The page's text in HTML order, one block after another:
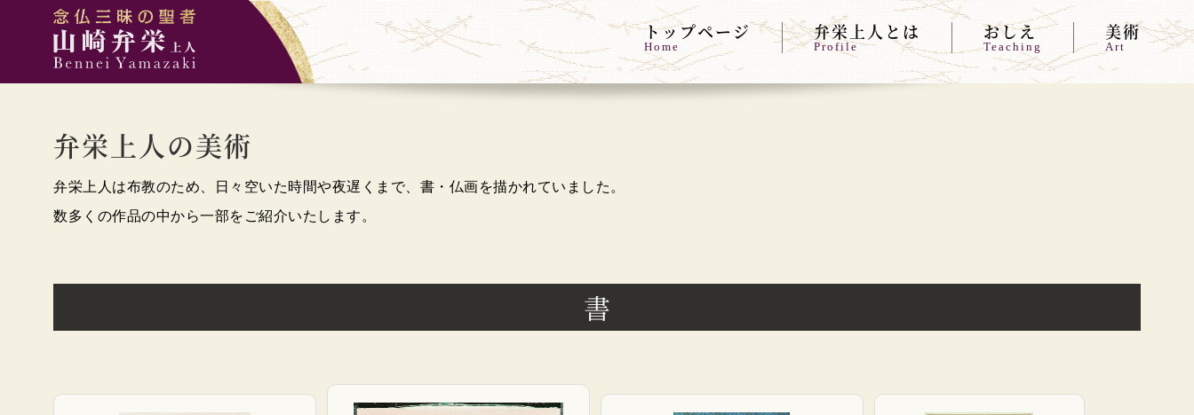
トップページ
Home
弁栄上人とは
Profile
おしえ
Teaching
美術
Art
弁栄上人の美術
弁栄上人は布教のため、日々空いた時間や夜遅くまで、書・仏画を描かれていました。
数多くの作品の中から一部をご紹介いたします。
書